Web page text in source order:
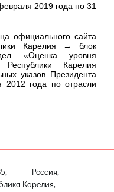
2019 года по 31
официального сайта
Карелия → блок
«Оценка уровня
Республики Карелия
указов Президента
2012 года по отрасли
Россия,
Карелия,